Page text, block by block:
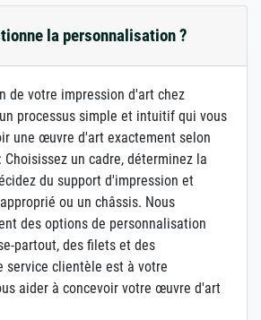
la personnalisation ?
de votre impression d'art chez
processus simple et intuitif qui vous
une œuvre d'art exactement selon
un cadre, déterminez la
du support d'impression et
ou un châssis. Nous
des options de personnalisation
partout, des filets et des
service clientèle est à votre
aider à concevoir votre œuvre d'art